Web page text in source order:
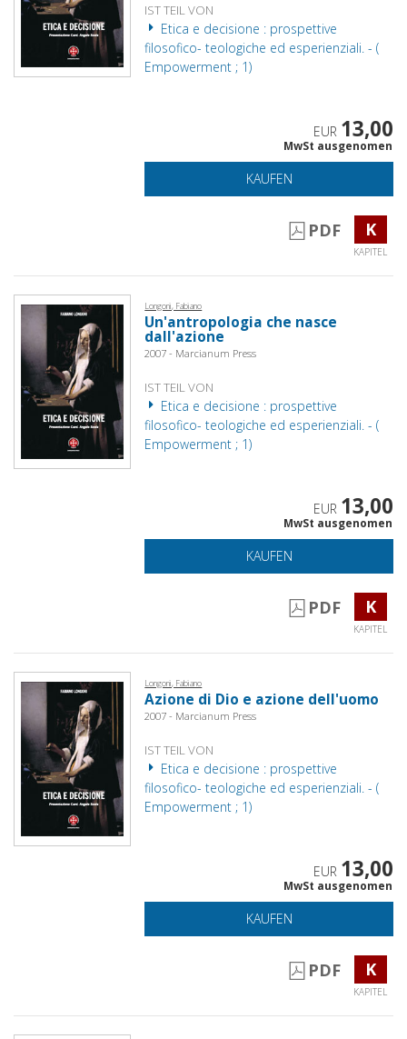
IST TEIL VON
Etica e decisione : prospettive
filosofico- teologiche ed esperienziali. - (
Empowerment ; 1)
EUR 13,00
MwSt ausgenomen
KAUFEN
PDF K
KAPITEL
Longoni, Fabiano
Un'antropologia che nasce
dall'azione
2007 - Marcianum Press
IST TEIL VON
Etica e decisione : prospettive
filosofico- teologiche ed esperienziali. - (
Empowerment ; 1)
EUR 13,00
MwSt ausgenomen
KAUFEN
PDF K
KAPITEL
Longoni, Fabiano
Azione di Dio e azione dell'uomo
2007 - Marcianum Press
IST TEIL VON
Etica e decisione : prospettive
filosofico- teologiche ed esperienziali. - (
Empowerment ; 1)
EUR 13,00
MwSt ausgenomen
KAUFEN
PDF K
KAPITEL